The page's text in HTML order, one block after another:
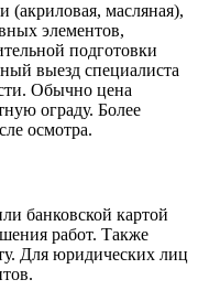
(акриловая, масляная),
элементов,
подготовки
выезд специалиста
Обычно цена
ограду. Более
осмотра.
банковской картой
работ. Также
Для юридических лиц